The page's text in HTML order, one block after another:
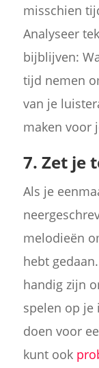
misschien
Analyseer
bijblijven:
tijd nemen
van je
maken voor
7. Zet je
Als je
melodieën
hebt
handig zijn
spelen op
doen voor
kunt ook